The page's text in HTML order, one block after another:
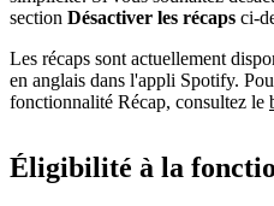
section Désactiver les récaps ci-
Les récaps sont actuellement
en anglais dans l'appli Spotify.
fonctionnalité Récap, consultez le
Éligibilité à la